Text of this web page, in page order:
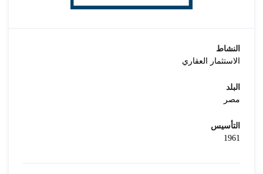
النشاط
الاستثمار العقاري
البلد
مصر
التأسيس
1961